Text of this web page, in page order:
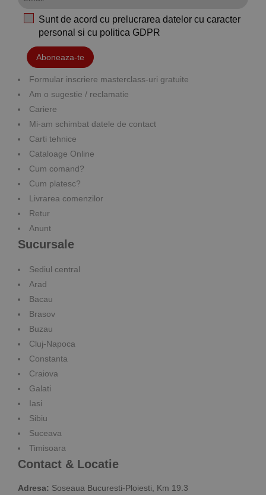
Sunt de acord cu prelucrarea datelor cu caracter
personal si cu politica GDPR
Aboneaza-te
Formular inscriere masterclass-uri gratuite
Am o sugestie / reclamatie
Cariere
Mi-am schimbat datele de contact
Carti tehnice
Cataloage Online
Cum comand?
Cum platesc?
Livrarea comenzilor
Retur
Anunt
Sucursale
Sediul central
Arad
Bacau
Brasov
Buzau
Cluj-Napoca
Constanta
Craiova
Galati
Iasi
Sibiu
Suceava
Timisoara
Contact & Locatie
Adresa: Soseaua Bucuresti-Ploiesti, Km 19.3